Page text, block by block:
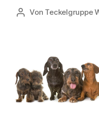
Beitragsautor
Von Teckelgruppe